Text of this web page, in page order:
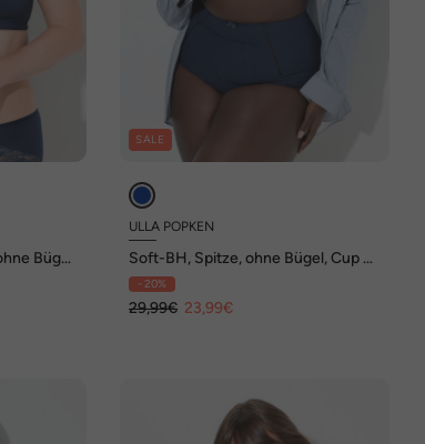
Bügel,
SALE
ULLA POPKEN
Soft-BH, Spitze, ohne Bügel, Cup B
- E- 20%
29,99€ 23,99€